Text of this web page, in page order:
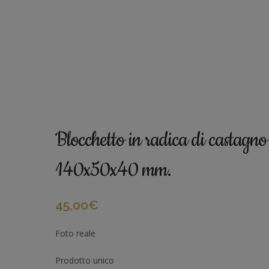
Blocchetto in radica di
140x50x40 mm.
45,00€
Foto reale
Prodotto unico